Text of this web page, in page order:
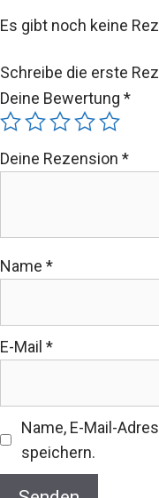
Es gibt noch keine
Schreibe die erste
Deine Bewertung *
Deine Rezension *
Name *
E-Mail *
Name, E-Mail-
speichern.